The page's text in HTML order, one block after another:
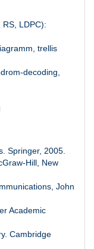
RS, LDPC):
trellis
decoding,
Springer, 2005.
Hill, New
John
Academic
Cambridge